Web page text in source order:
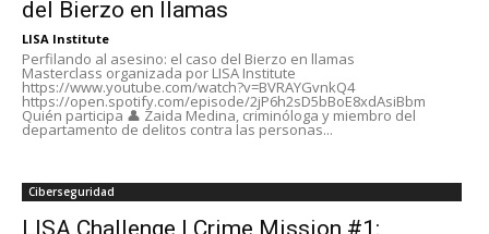
del Bierzo en llamas
LISA Institute
Perfilando al asesino: el caso del Bierzo en llamas
Masterclass organizada por LISA Institute
https://www.youtube.com/watch?v=BVRAYGvnkQ4
https://open.spotify.com/episode/2jP6h2sD5bBoE8xdAsiBbm
Quién participa 👤 Zaida Medina, criminóloga y miembro del
departamento de delitos contra las personas...
Ciberseguridad